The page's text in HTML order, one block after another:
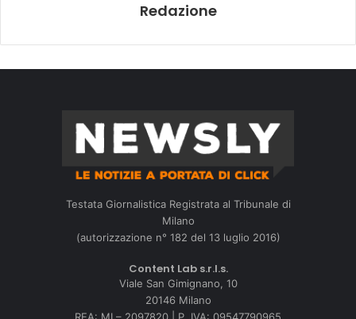
Redazione
Testata Giornalistica Registrata al Tribunale di
Milano
(autorizzazione n° 182 del 13 luglio 2016)
Content Lab s.r.l.s.
Viale San Gimignano, 10
20146 Milano